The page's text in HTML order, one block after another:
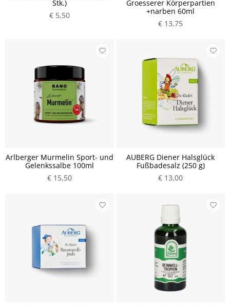
Stk.)
€ 5,50
Groesserer Körperpartien
+narben 60ml
€ 13,75
Arlberger Murmelin Sport- und
Gelenkssalbe 100ml
€ 15,50
AUBERG Diener Halsglück
Fußbadesalz (250 g)
€ 13,00